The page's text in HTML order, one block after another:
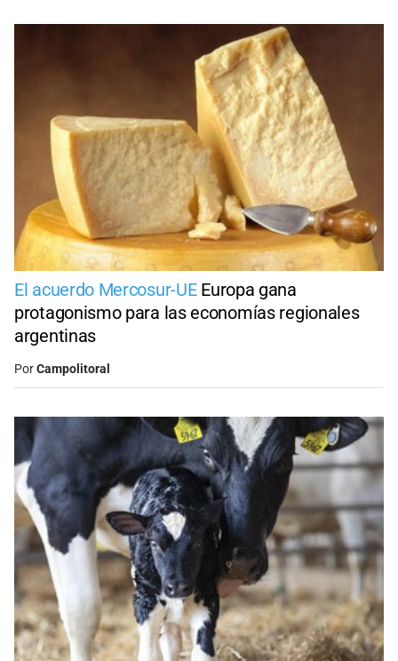
El acuerdo Mercosur-UE Europa gana
protagonismo para las economías regionales
argentinas
PorCampolitoral